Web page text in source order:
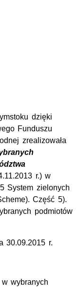
dzięki
Funduszu
zrealizowała
r.) w
System zielonych
Część 5).
podmiotów
30.09.2015 r.
wybranych